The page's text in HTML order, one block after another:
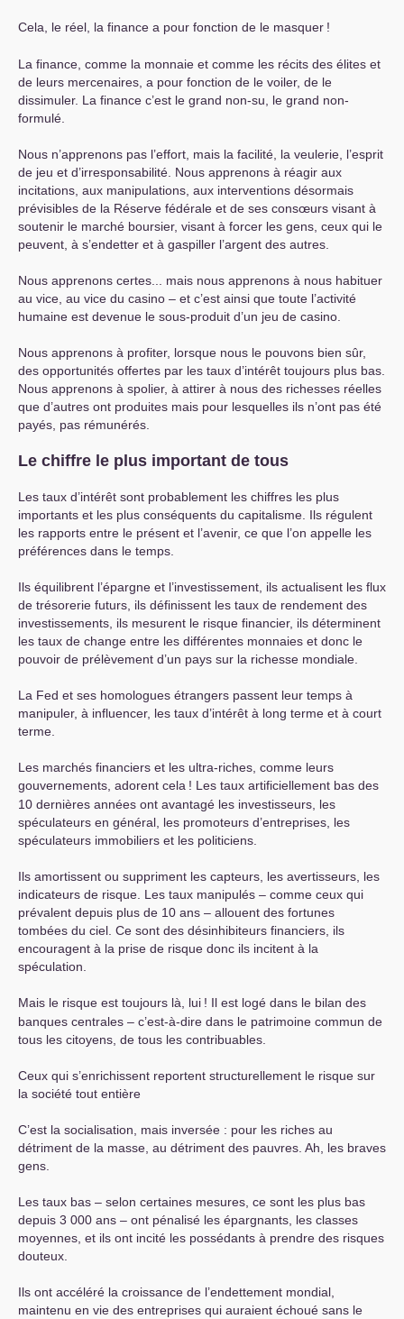
Cela, le réel, la finance a pour fonction de le masquer !
La finance, comme la monnaie et comme les récits des élites et
de leurs mercenaires, a pour fonction de le voiler, de le
dissimuler. La finance c’est le grand non-su, le grand non-
formulé.
Nous n’apprenons pas l’effort, mais la facilité, la veulerie, l’esprit
de jeu et d’irresponsabilité. Nous apprenons à réagir aux
incitations, aux manipulations, aux interventions désormais
prévisibles de la Réserve fédérale et de ses consœurs visant à
soutenir le marché boursier, visant à forcer les gens, ceux qui le
peuvent, à s’endetter et à gaspiller l’argent des autres.
Nous apprenons certes... mais nous apprenons à nous habituer
au vice, au vice du casino – et c’est ainsi que toute l’activité
humaine est devenue le sous-produit d’un jeu de casino.
Nous apprenons à profiter, lorsque nous le pouvons bien sûr,
des opportunités offertes par les taux d’intérêt toujours plus bas.
Nous apprenons à spolier, à attirer à nous des richesses réelles
que d’autres ont produites mais pour lesquelles ils n’ont pas été
payés, pas rémunérés.
Le chiffre le plus important de tous
Les taux d’intérêt sont probablement les chiffres les plus
importants et les plus conséquents du capitalisme. Ils régulent
les rapports entre le présent et l’avenir, ce que l’on appelle les
préférences dans le temps.
Ils équilibrent l’épargne et l’investissement, ils actualisent les flux
de trésorerie futurs, ils définissent les taux de rendement des
investissements, ils mesurent le risque financier, ils déterminent
les taux de change entre les différentes monnaies et donc le
pouvoir de prélèvement d’un pays sur la richesse mondiale.
La Fed et ses homologues étrangers passent leur temps à
manipuler, à influencer, les taux d’intérêt à long terme et à court
terme.
Les marchés financiers et les ultra-riches, comme leurs
gouvernements, adorent cela ! Les taux artificiellement bas des
10 dernières années ont avantagé les investisseurs, les
spéculateurs en général, les promoteurs d’entreprises, les
spéculateurs immobiliers et les politiciens.
Ils amortissent ou suppriment les capteurs, les avertisseurs, les
indicateurs de risque. Les taux manipulés – comme ceux qui
prévalent depuis plus de 10 ans – allouent des fortunes
tombées du ciel. Ce sont des désinhibiteurs financiers, ils
encouragent à la prise de risque donc ils incitent à la
spéculation.
Mais le risque est toujours là, lui ! Il est logé dans le bilan des
banques centrales – c’est-à-dire dans le patrimoine commun de
tous les citoyens, de tous les contribuables.
Ceux qui s’enrichissent reportent structurellement le risque sur
la société tout entière
C’est la socialisation, mais inversée : pour les riches au
détriment de la masse, au détriment des pauvres. Ah, les braves
gens.
Les taux bas – selon certaines mesures, ce sont les plus bas
depuis 3 000 ans – ont pénalisé les épargnants, les classes
moyennes, et ils ont incité les possédants à prendre des risques
douteux.
Ils ont accéléré la croissance de l’endettement mondial,
maintenu en vie des entreprises qui auraient échoué sans le